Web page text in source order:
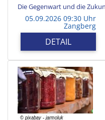
Die Gegenwart und die
05.09.2026 09:30 Uhr
Zangberg
DETAIL